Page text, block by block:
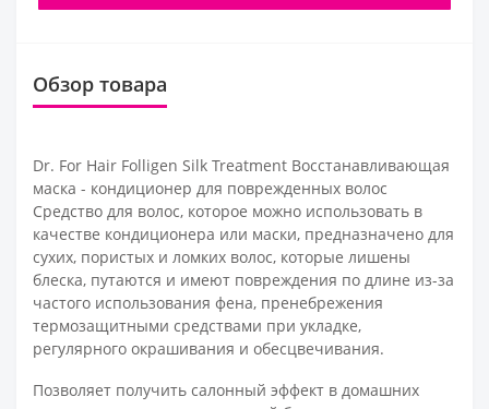
Обзор товара
Dr. For Hair Folligen Silk Treatment Восстанавливающая
маска - кондиционер для поврежденных волос
Средство для волос, которое можно использовать в
качестве кондиционера или маски, предназначено для
сухих, пористых и ломких волос, которые лишены
блеска, путаются и имеют повреждения по длине из-за
частого использования фена, пренебрежения
термозащитными средствами при укладке,
регулярного окрашивания и обесцвечивания.
Позволяет получить салонный эффект в домашних